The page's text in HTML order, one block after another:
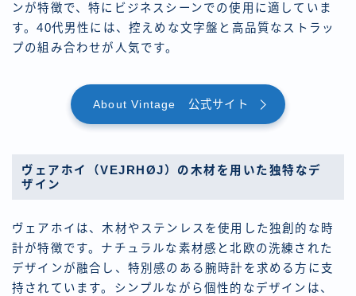
ンが特徴で、特にビジネスシーンでの使用に適していま
す。40代男性には、控えめな文字盤と高品質なストラッ
プの組み合わせが人気です。
About Vintage 公式サイト
ヴェアホイ（VEJRHØJ）の木材を用いた独特なデ
ザイン
ヴェアホイは、木材やステンレスを使用した独創的な時
計が特徴です。ナチュラルな素材感と北欧の洗練された
デザインが融合し、特別感のある腕時計を求める方に支
持されています。シンプルながら個性的なデザインは、